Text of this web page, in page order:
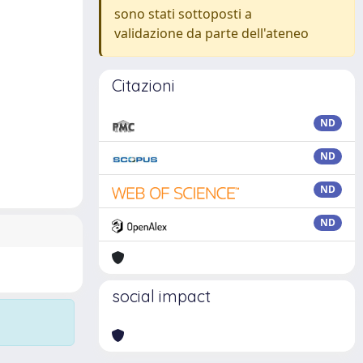
sono stati sottoposti a
validazione da parte dell'ateneo
Citazioni
ND
ND
ND
ND
social impact